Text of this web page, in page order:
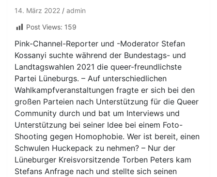
14. März 2022
admin
Post Views: 159
Pink-Channel-Reporter und -Moderator Stefan
Kossanyi suchte während der Bundestags- und
Landtagswahlen 2021 die queer-freundlichste
Partei Lüneburgs. – Auf unterschiedlichen
Wahlkampfveranstaltungen fragte er sich bei den
großen Parteien nach Unterstützung für die Queer
Community durch und bat um Interviews und
Unterstützung bei seiner Idee bei einem Foto-
Shooting gegen Homophobie. Wer ist bereit, einen
Schwulen Huckepack zu nehmen? – Nur der
Lüneburger Kreisvorsitzende Torben Peters kam
Stefans Anfrage nach und stellte sich seinen